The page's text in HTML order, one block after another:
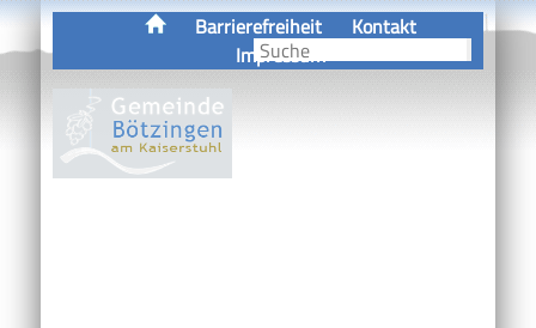
Barrierefreiheit
Kontakt
Impressum